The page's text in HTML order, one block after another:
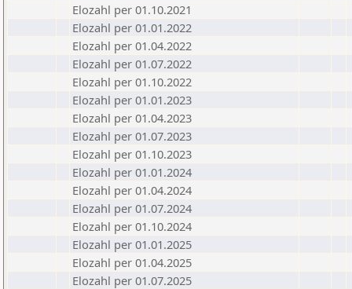
Elozahl per 01.10.2021
Elozahl per 01.01.2022
Elozahl per 01.04.2022
Elozahl per 01.07.2022
Elozahl per 01.10.2022
Elozahl per 01.01.2023
Elozahl per 01.04.2023
Elozahl per 01.07.2023
Elozahl per 01.10.2023
Elozahl per 01.01.2024
Elozahl per 01.04.2024
Elozahl per 01.07.2024
Elozahl per 01.10.2024
Elozahl per 01.01.2025
Elozahl per 01.04.2025
Elozahl per 01.07.2025